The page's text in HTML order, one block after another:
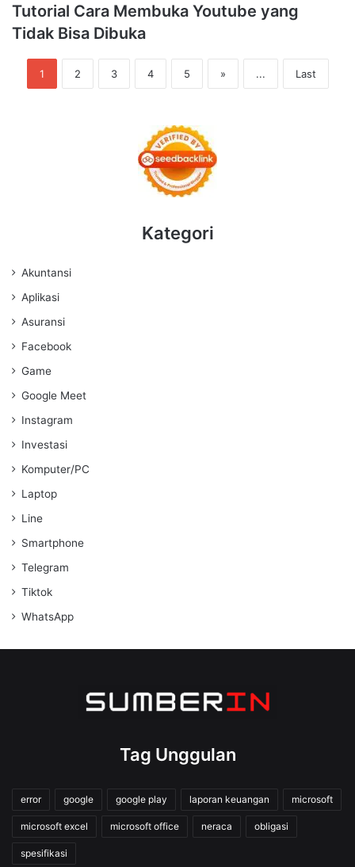
Tutorial Cara Membuka Youtube yang
Tidak Bisa Dibuka
1 2 3 4 5 » ... Last
Kategori
Akuntansi
Aplikasi
Asuransi
Facebook
Game
Google Meet
Instagram
Investasi
Komputer/PC
Laptop
Line
Smartphone
Telegram
Tiktok
WhatsApp
Tag Unggulan
error google google play laporan keuangan microsoft
microsoft excel microsoft office neraca obligasi
spesifikasi